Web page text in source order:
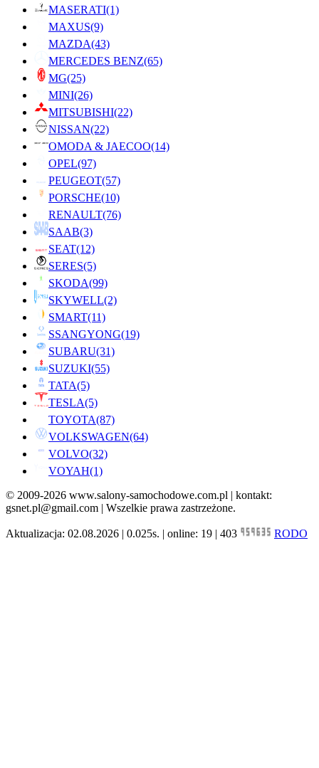
MASERATI(1)
MAXUS(9)
MAZDA(43)
MERCEDES BENZ(65)
MG(25)
MINI(26)
MITSUBISHI(22)
NISSAN(22)
OMODA & JAECOO(14)
OPEL(97)
PEUGEOT(57)
PORSCHE(10)
RENAULT(76)
SAAB(3)
SEAT(12)
SERES(5)
SKODA(99)
SKYWELL(2)
SMART(11)
SSANGYONG(19)
SUBARU(31)
SUZUKI(55)
TATA(5)
TESLA(5)
TOYOTA(87)
VOLKSWAGEN(64)
VOLVO(32)
VOYAH(1)
© 2009-2026 www.salony-samochodowe.com.pl | kontakt:
gsnet.pl@gmail.com | Wszelkie prawa zastrzeżone.
Aktualizacja: 02.08.2026 | 0.025s. | online: 19 | 403 RODO